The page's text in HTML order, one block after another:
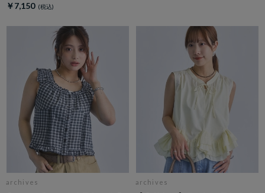
￥7,150
archives archives